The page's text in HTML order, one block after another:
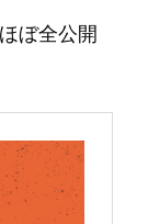
ぼ全公開